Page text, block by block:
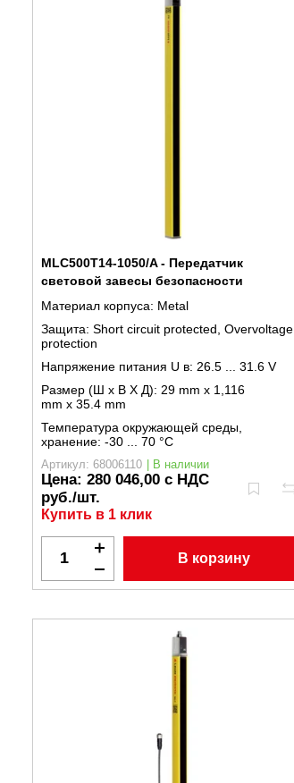
MLC500T14-1050/A - Передатчик
световой завесы безопасности
Материал корпуса: Metal
Защита: Short circuit protected, Overvoltage
protection
Напряжение питания U в: 26.5 ... 31.6 V
Размер (Ш x В X Д): 29 mm x 1,116
mm x 35.4 mm
Температура окружающей среды,
хранение: -30 ... 70 °C
Артикул: 68006110 | В наличии
Цена: 280 046,00 с НДС
руб./шт.
Купить в 1 клик
В корзину